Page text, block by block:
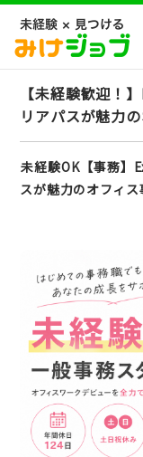
【未経験歓迎！
リアパスが魅力
未経験OK【事務】
スが魅力のオフィス